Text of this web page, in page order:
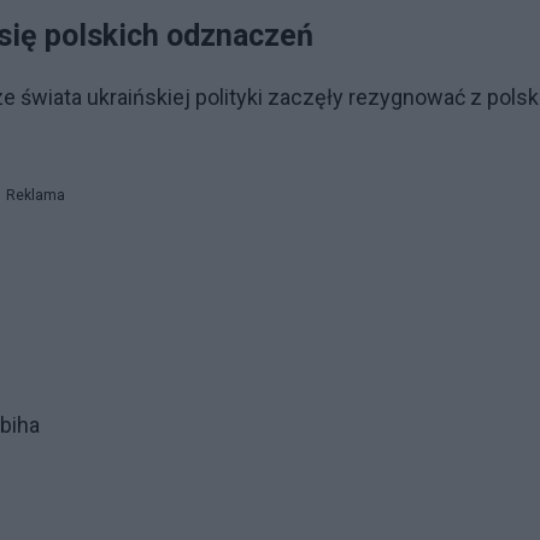
polskich odznaczeń
świata ukraińskiej polityki zaczęły rezygnować z
Reklama